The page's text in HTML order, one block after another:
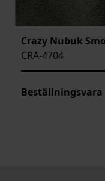
Crazy Nubuk
CRA-4704
Beställningsvara